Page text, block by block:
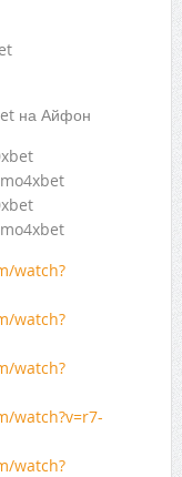
на Айфон
watch?
watch?
watch?
watch?v=r7-
watch?